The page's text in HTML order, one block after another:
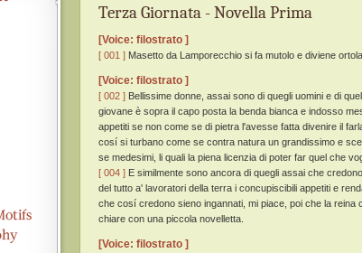
Terza Giornata - Novella Prima
[Voice: filostrato ]
[ 001 ] Masetto da Lamporecchio si fa mutolo e diviene
[Voice: filostrato ]
[ 002 ] Bellissime donne, assai sono di quegli uomini e di
giovane è sopra il capo posta la benda bianca e indosso
appetiti se non come se di pietra l'avesse fatta divenire il
cosí si turbano come se contra natura un grandissimo e
se medesimi, li quali la piena licenzia di poter far quel che
[ 004 ] E similmente sono ancora di quegli assai che
del tutto a' lavoratori della terra i concupiscibili appetiti e
che cosí credono sieno ingannati, mi piace, poi che la
chiare con una piccola novelletta.
[Voice: filostrato ]